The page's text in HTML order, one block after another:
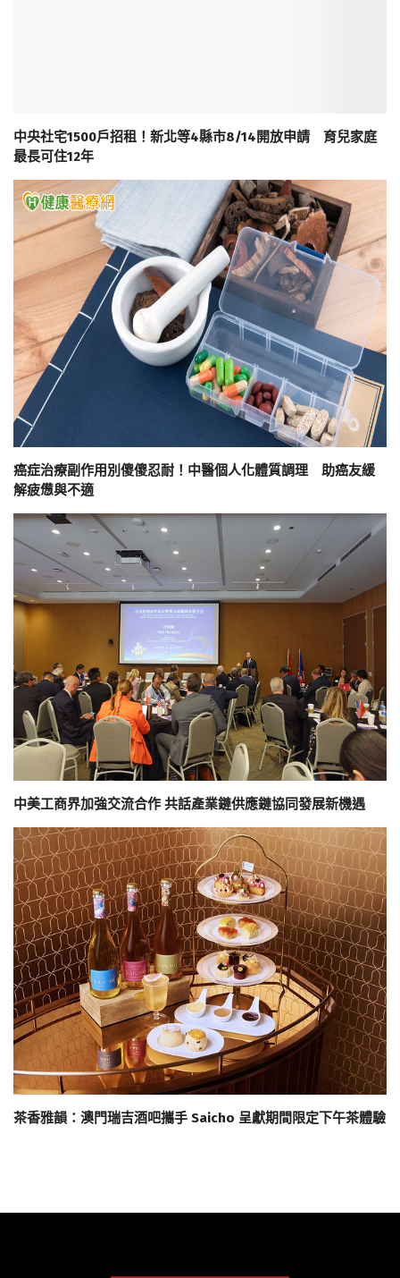
中央社宅1500戶招租！新北等4縣市8/14開放申請 育兒家庭
最長可住12年
癌症治療副作用別傻傻忍耐！中醫個人化體質調理 助癌友緩
解疲憊與不適
中美工商界加強交流合作 共話產業鏈供應鏈協同發展新機遇
茶香雅韻：澳門瑞吉酒吧攜手 Saicho 呈獻期間限定下午茶體驗